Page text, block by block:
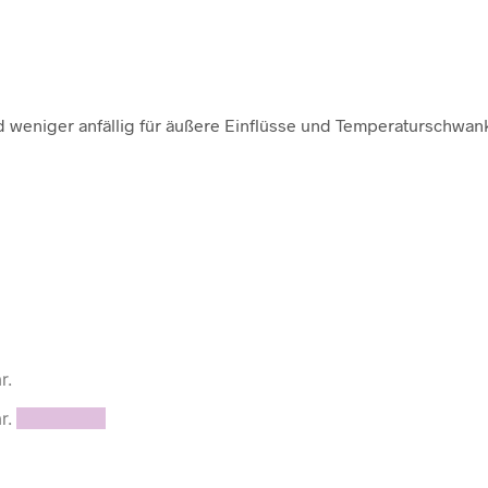
anfällig für äußere Einflüsse und